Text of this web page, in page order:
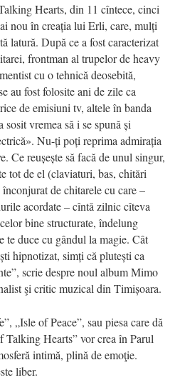
Hearts, din 11 cîntece, cinci
nou în creația lui Erli, care, mulți
latură. După ce a fost caracterizat
frontman al trupelor de heavy
cu o tehnică deosebită,
au fost folosite ani de zile ca
de emisiuni tv, altele în banda
vremea să i se spună și
Nu-ți poți reprima admirația
Ce reușește să facă de unul singur,
tot de el (claviaturi, bas, chitări
de chitarele cu care –
acordate – cîntă zilnic cîteva
bine structurate, îndelung
te duce cu gândul la magie. Cât
hipnotizat, simți că plutești ca
scrie despre noul album Mimo
şi critic muzical din Timișoara.
„Isle of Peace”, sau piesa care dă
Hearts” vor crea în Parul
intimă, plină de emoţie.
liber.